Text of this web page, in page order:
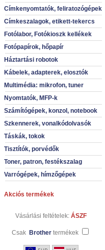
Címkenyomtatók, feliratozógépek
Címkeszalagok, etikett-tekercs
Fotólabor, Fotókioszk kellékek
Fotópapírok, hőpapír
Háztartási robotok
Kábelek, adapterek, elosztók
Multimédia: mikrofon, tuner
Nyomtatók, MFP-k
Számítógépek, konzol, notebook
Szkennerek, vonalkódolvasók
Táskák, tokok
Tisztítók, porvédők
Toner, patron, festékszalag
Varrógépek, hímzőgépek
Akciós termékek
Vásárlási feltételek: ÁSZF
Csak Brother termékek